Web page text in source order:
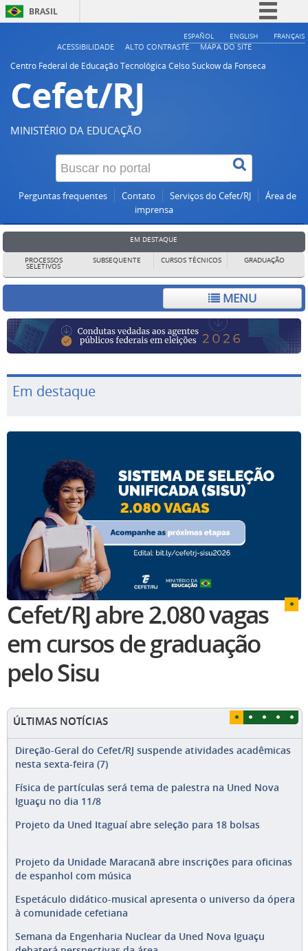
BRASIL
Simplifique!
ESPAÑOL ENGLISH FRANÇAIS
ACESSIBILIDADE ALTO CONTRASTE
MAPA DO SITE
Centro Federal de Educação Tecnológica Celso Suckow da Fonseca
Cefet/RJ
MINISTÉRIO DA EDUCAÇÃO
Perguntas frequentes Contato Serviços do Cefet/RJ
Área de
imprensa
EM DESTAQUE
PROCESSOS
SELETIVOS
SUBSEQUENTE CURSOS TÉCNICOS GRADUAÇÃO
MENU
Em destaque
Cefet/RJ abre 2.080 vagas
em cursos de graduação
pelo Sisu
ÚLTIMAS NOTÍCIAS
Direção-Geral do Cefet/RJ suspende atividades acadêmicas
nesta sexta-feira (7)
Física de partículas será tema de palestra na Uned Nova
Iguaçu no dia 11/8
Projeto da Uned Itaguaí abre seleção para 18 bolsas
Projeto da Unidade Maracanã abre inscrições para oficinas
de espanhol com música
Espetáculo didático-musical apresenta o universo da ópera
à comunidade cefetiana
Semana da Engenharia Nuclear da Uned Nova Iguaçu